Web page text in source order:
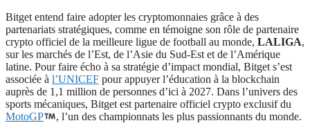
Bitget entend faire adopter les cryptomonnaies grâce à des
partenariats stratégiques, comme en témoigne son rôle de partenaire
crypto officiel de la meilleure ligue de football au monde, LALIGA,
sur les marchés de l’Est, de l’Asie du Sud-Est et de l’Amérique
latine. Pour faire écho à sa stratégie d’impact mondial, Bitget s’est
associée à l’UNICEF pour appuyer l’éducation à la blockchain
auprès de 1,1 million de personnes d’ici à 2027. Dans l’univers des
sports mécaniques, Bitget est partenaire officiel crypto exclusif du
MotoGP
, l’un des championnats les plus passionnants du monde.